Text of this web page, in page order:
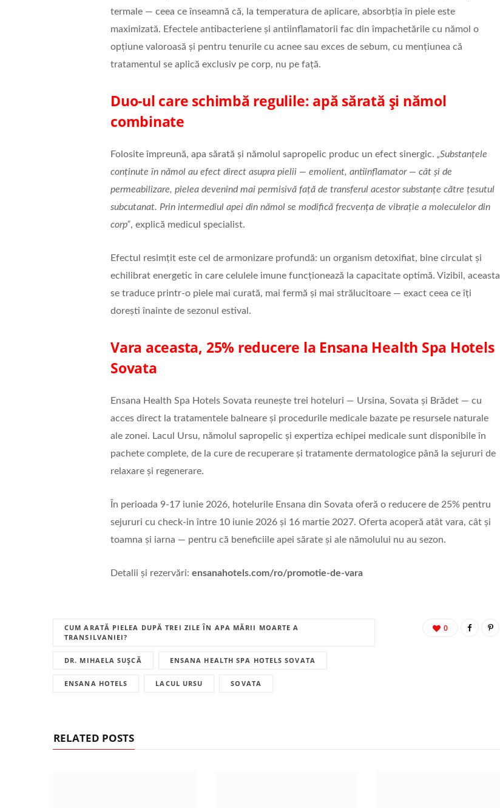
termale — ceea ce înseamnă că, la temperatura de aplicare, absorbția în piele este
maximizată. Efectele antibacteriene şi antiinflamatorii fac din împachetările cu nămol o
opțiune valoroasă şi pentru tenurile cu acnee sau exces de sebum, cu mențiunea că
tratamentul se aplică exclusiv pe corp, nu pe față.
Duo-ul care schimbă regulile: apă sărată şi nămol
combinate
Folosite împreună, apa sărată şi nămolul sapropelic produc un efect sinergic. „Substanțele
conținute în nămol au efect direct asupra pielii — emolient, antiinflamator — cât şi de
permeabilizare, pielea devenind mai permisivă față de transferul acestor substanțe către țesutul
subcutanat. Prin intermediul apei din nămol se modifică frecvența de vibrație a moleculelor din
corp”, explică medicul specialist.
Efectul resimțit este cel de armonizare profundă: un organism detoxifiat, bine circulat şi
echilibrat energetic în care celulele imune funcționează la capacitate optimă. Vizibil, aceasta
se traduce printr-o piele mai curată, mai fermă şi mai strălucitoare — exact ceea ce îți
doreşti înainte de sezonul estival.
Vara aceasta, 25% reducere la Ensana Health Spa Hotels
Sovata
Ensana Health Spa Hotels Sovata reuneşte trei hoteluri — Ursina, Sovata şi Brădet — cu
acces direct la tratamentele balneare şi procedurile medicale bazate pe resursele naturale
ale zonei. Lacul Ursu, nămolul sapropelic şi expertiza echipei medicale sunt disponibile în
pachete complete, de la cure de recuperare şi tratamente dermatologice până la sejururi de
relaxare şi regenerare.
În perioada 9-17 iunie 2026, hotelurile Ensana din Sovata oferă o reducere de 25% pentru
sejururi cu check-in între 10 iunie 2026 şi 16 martie 2027. Oferta acoperă atât vara, cât şi
toamna şi iarna — pentru că beneficiile apei sărate şi ale nămolului nu au sezon.
Detalii şi rezervări: ensanahotels.com/ro/promotie-de-vara
CUM ARATĂ PIELEA DUPĂ TREI ZILE ÎN APA MĂRII MOARTE A
TRANSILVANIEI?
DR. MIHAELA SUȘCĂ ENSANA HEALTH SPA HOTELS SOVATA
ENSANA HOTELS LACUL URSU SOVATA
0
RELATED POSTS